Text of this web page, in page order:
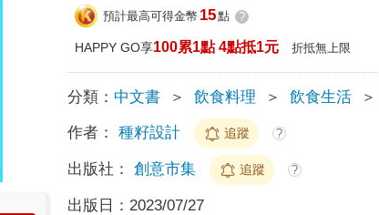
預計最高可得金幣 15點 ?
HAPPY GO享100累1點 4點抵1元 折抵無上限
分類： 中文書 ＞ 飲食料理 ＞ 飲食生活 ＞
作者： 種籽設計 追蹤 ?
出版社： 創意市集 追蹤 ?
出版日： 2023/07/27